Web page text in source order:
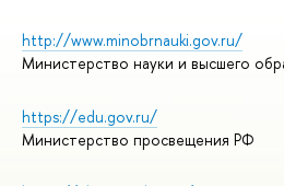
http://www.minobrnauki.gov.ru/
Министерство науки и высшего
https://edu.gov.ru/
Министерство просвещения РФ